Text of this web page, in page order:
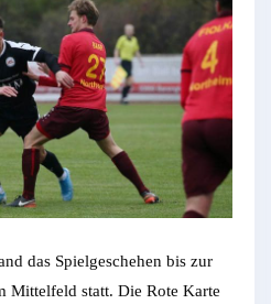
das Spielgeschehen bis zur
Mittelfeld statt. Die Rote Karte